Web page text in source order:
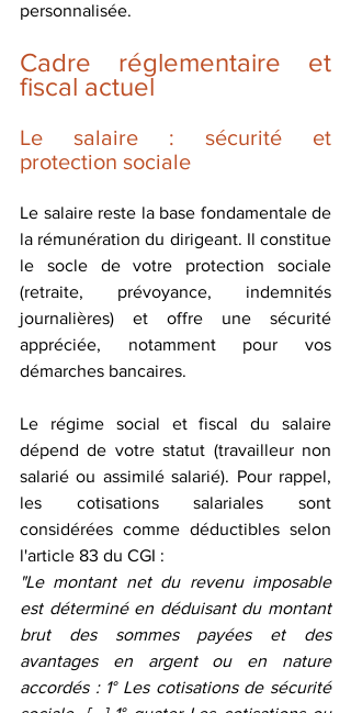
personnalisée.
Cadre réglementaire et
fiscal actuel
Le salaire : sécurité et
protection sociale
Le salaire reste la base fondamentale de
la rémunération du dirigeant. Il constitue
le socle de votre protection sociale
(retraite, prévoyance, indemnités
journalières) et offre une sécurité
appréciée, notamment pour vos
démarches bancaires.
Le régime social et fiscal du salaire
dépend de votre statut (travailleur non
salarié ou assimilé salarié). Pour rappel,
les cotisations salariales sont
considérées comme déductibles selon
l'article 83 du CGI :
"Le montant net du revenu imposable
est déterminé en déduisant du montant
brut des sommes payées et des
avantages en argent ou en nature
accordés : 1° Les cotisations de sécurité